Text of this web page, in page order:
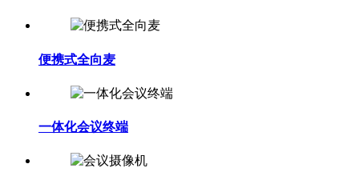
便携式全向麦
一体化会议终端